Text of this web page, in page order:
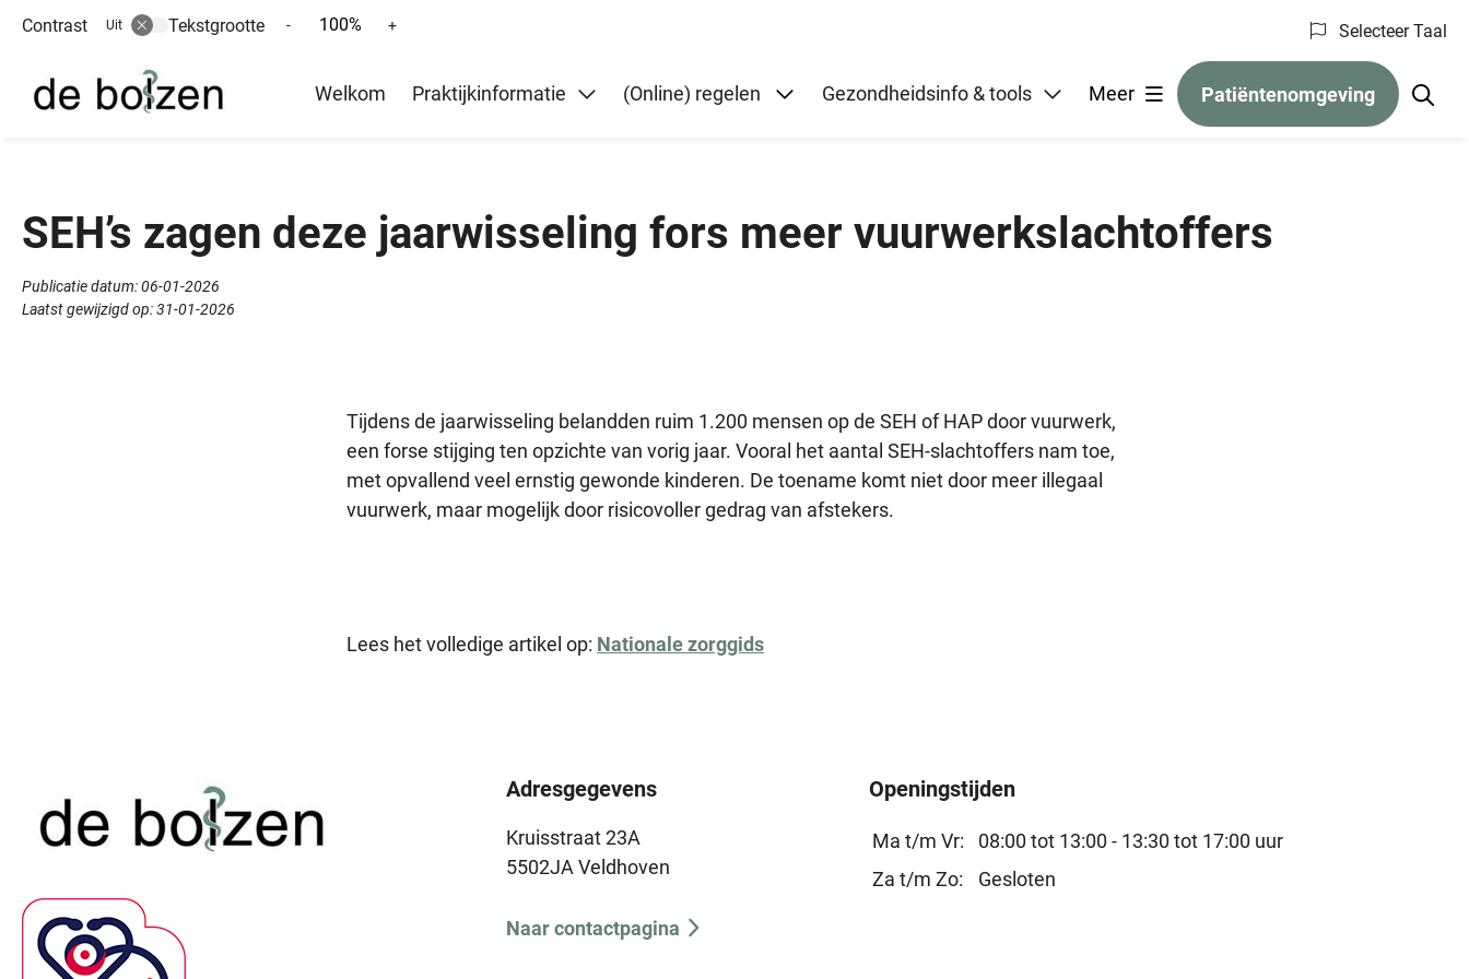
Contrast Uit Tekstgrootte
Tekst
10%
- 100%
Tekst
10%
+ Selecteer Taal
Hoofd
Welkom Praktijkinformatie (Online) regelen Submenu: (Online) regelen
Gezondheidsinfo & tools Meer Patiëntenomgeving
SEH’s zagen deze jaarwisseling fors meer vuurwerkslachtoffers
Publicatie datum:06-01-2026
Laatst gewijzigd op:31-01-2026
Tijdens de jaarwisseling belandden ruim 1.200 mensen op de SEH of HAP door vuurwerk,
een forse stijging ten opzichte van vorig jaar. Vooral het aantal SEH-slachtoffers nam toe,
met opvallend veel ernstig gewonde kinderen. De toename komt niet door meer illegaal
vuurwerk, maar mogelijk door risicovoller gedrag van afstekers.
Lees het volledige artikel op: Nationale zorggids
Adresgegevens
Kruisstraat 23A
5502JA Veldhoven
Naar contactpagina
Openingstijden
Ma t/m Vr: 08:00 tot 13:00 - 13:30 tot 17:00 uur
Za t/m Zo:
Gesloten